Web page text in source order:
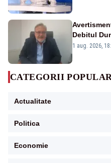
Debitul
1 aug. 2026,
CATEGORII
Actualitate
Politica
Economie